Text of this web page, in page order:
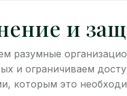
и
разумные
и ограничиваем
которым это